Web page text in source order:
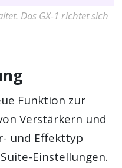
Das GX-1 richtet sich
Funktion zur
Verstärkern und
und Effekttyp
Einstellungen.